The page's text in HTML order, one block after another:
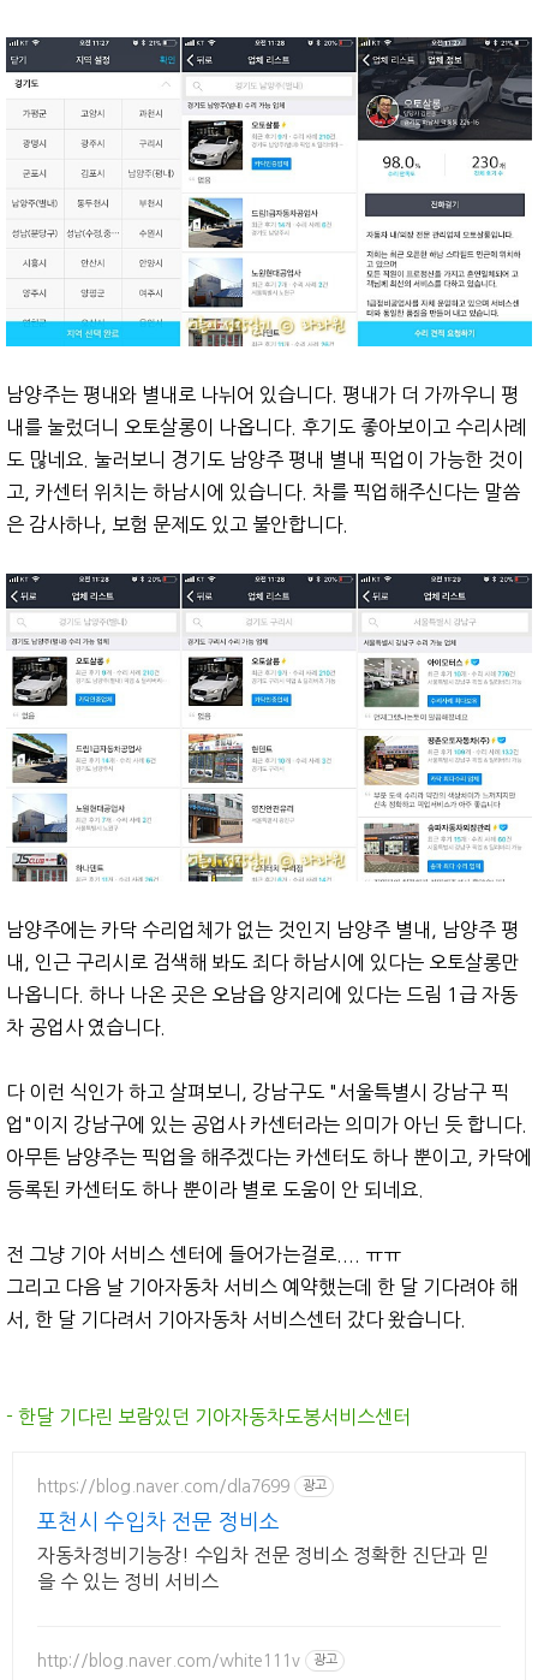
남양주는 평내와 별내로 나뉘어 있습니다. 평내가 더 가까우니 평
내를 눌렀더니 오토살롱이 나옵니다. 후기도 좋아보이고 수리사례
도 많네요. 눌러보니 경기도 남양주 평내 별내 픽업이 가능한 것이
고, 카센터 위치는 하남시에 있습니다. 차를 픽업해주신다는 말씀
은 감사하나, 보험 문제도 있고 불안합니다.
남양주에는 카닥 수리업체가 없는 것인지 남양주 별내, 남양주 평
내, 인근 구리시로 검색해 봐도 죄다 하남시에 있다는 오토살롱만
나옵니다. 하나 나온 곳은 오남읍 양지리에 있다는 드림 1급 자동
차 공업사 였습니다.
다 이런 식인가 하고 살펴보니, 강남구도 "서울특별시 강남구 픽
업"이지 강남구에 있는 공업사 카센터라는 의미가 아닌 듯 합니다.
아무튼 남양주는 픽업을 해주겠다는 카센터도 하나 뿐이고, 카닥에
등록된 카센터도 하나 뿐이라 별로 도움이 안 되네요.
전 그냥 기아 서비스 센터에 들어가는걸로.... ㅠㅠ
그리고 다음 날 기아자동차 서비스 예약했는데 한 달 기다려야 해
서, 한 달 기다려서 기아자동차 서비스센터 갔다 왔습니다.
- 한달 기다린 보람있던 기아자동차도봉서비스센터
https://blog.naver.com/dla7699 광고
포천시 수입차 전문 정비소
자동차정비기능장! 수입차 전문 정비소 정확한 진단과 믿
을 수 있는 정비 서비스
http://blog.naver.com/white111v 광고